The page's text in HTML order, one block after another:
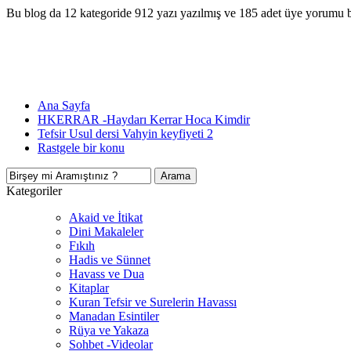
Bu blog da 12 kategoride 912 yazı yazılmış ve 185 adet üye yorumu
Ana Sayfa
HKERRAR -Haydarı Kerrar Hoca Kimdir
Tefsir Usul dersi Vahyin keyfiyeti 2
Rastgele bir konu
Kategoriler
Akaid ve İtikat
Dini Makaleler
Fıkıh
Hadis ve Sünnet
Havass ve Dua
Kitaplar
Kuran Tefsir ve Surelerin Havassı
Manadan Esintiler
Rüya ve Yakaza
Sohbet -Videolar